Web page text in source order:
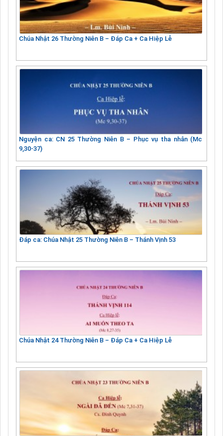
Chúa Nhật 26 Thường Niên B – Đáp Ca + Ca Hiệp Lễ
Nguyện ca: CN 25 Thường Niên B – Phục vụ tha nhân (Mc
9,30-37)
Đáp ca: Chúa Nhật 25 Thường Niên B – Thánh Vịnh 53
Chúa Nhật 24 Thường Niên B – Đáp Ca + Ca Hiệp Lễ